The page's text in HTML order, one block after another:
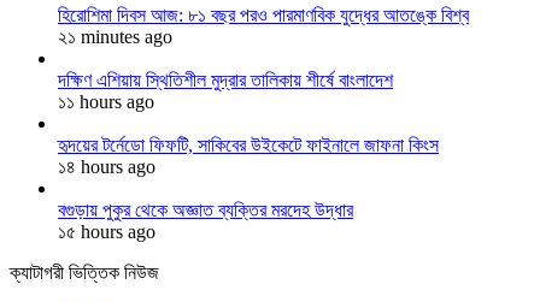
হিরোশিমা দিবস আজ: ৮১ বছর পরও পারমাণবিক যুদ্ধের আতঙ্কে বিশ্ব
২১ minutes ago
দক্ষিণ এশিয়ায় স্থিতিশীল মুদ্রার তালিকায় শীর্ষে বাংলাদেশ
১১ hours ago
হৃদয়ের টর্নেডো ফিফটি, সাকিবের উইকেটে ফাইনালে জাফনা কিংস
১৪ hours ago
বগুড়ায় পুকুর থেকে অজ্ঞাত ব্যক্তির মরদেহ উদ্ধার
১৫ hours ago
ক্যাটাগরী ভিত্তিক নিউজ